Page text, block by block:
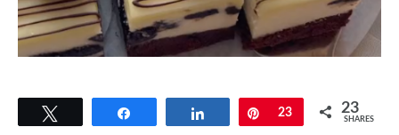
Pin
23 23
SHARES